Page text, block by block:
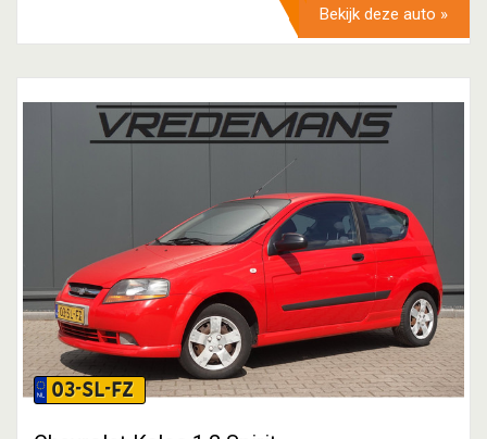
Bekijk deze auto »
03-SL-FZ